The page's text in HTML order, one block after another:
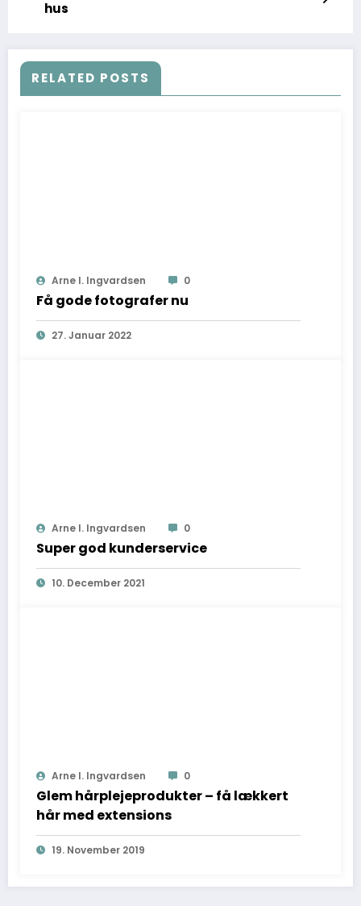
hus
RELATED POSTS
Arne I. Ingvardsen 0
Få gode fotografer nu
27. Januar 2022
Arne I. Ingvardsen 0
Super god kunderservice
10. December 2021
Arne I. Ingvardsen 0
Glem hårplejeprodukter – få lækkert
hår med extensions
19. November 2019